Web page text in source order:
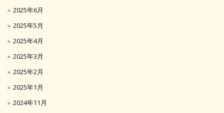
2025年6月
2025年5月
2025年4月
2025年3月
2025年2月
2025年1月
2024年11月